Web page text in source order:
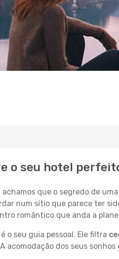
o seu hotel
achamos que o segredo de
num sítio que parece ter
romântico que anda a
o seu guia pessoal. Ele filtra
acomodação dos seus